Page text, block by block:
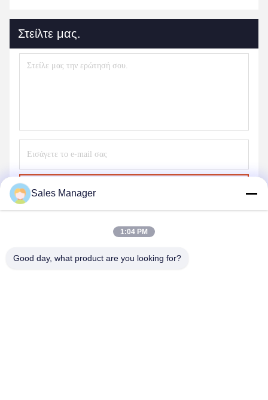
Στείλτε μας.
Sales Manager
1:04 PM
Good day, what product are you looking for?